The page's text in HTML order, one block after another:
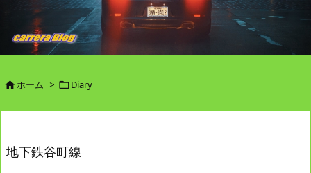

ホーム > Diary
地下鉄谷町線